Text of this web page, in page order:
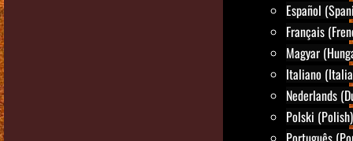
Español
Français
Magyar
Italiano
Nederlands
Polski (Polish)